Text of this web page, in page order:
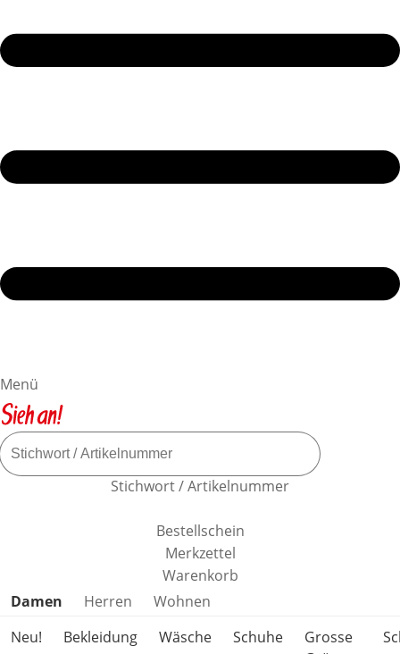
Menü
Stichwort / Artikelnummer
Bestellschein
Merkzettel
Warenkorb
Produktkategorien überspringen
Damen Herren
Wohnen
Neu!
Bekleidung Wäsche Schuhe
Grosse